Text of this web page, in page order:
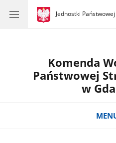
gov.pl
Jednostki
gov.pl
Jednostki
Komenda
Państwowej
w